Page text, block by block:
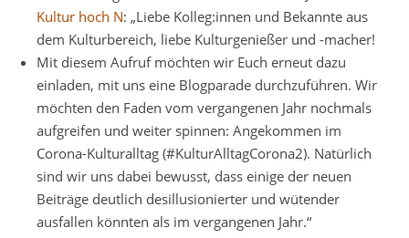
Kultur hoch N: „Liebe Kolleg:innen und Bekannte aus
dem Kulturbereich, liebe Kulturgenießer und -macher!
Mit diesem Aufruf möchten wir Euch erneut dazu
einladen, mit uns eine Blogparade durchzuführen. Wir
möchten den Faden vom vergangenen Jahr nochmals
aufgreifen und weiter spinnen: Angekommen im
Corona-Kulturalltag (#KulturAlltagCorona2). Natürlich
sind wir uns dabei bewusst, dass einige der neuen
Beiträge deutlich desillusionierter und wütender
ausfallen könnten als im vergangenen Jahr.“